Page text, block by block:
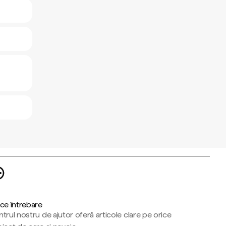
întrebare
nostru de ajutor oferă articole clare pe orice